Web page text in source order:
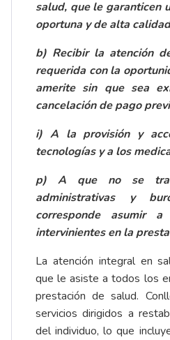
salud, que le garanticen
oportuna y de alta
b) Recibir la atención
requerida con la
amerite sin que sea
cancelación de pago
i) A la provisión y
tecnologías y a los
p) A que no se
administrativas y
corresponde asumir
intervinientes en la
La atención integral en
que le asiste a todos los
prestación de salud.
servicios dirigidos a
del individuo, lo que